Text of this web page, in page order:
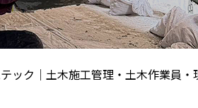
ック｜土木施工管理・土木作業員・